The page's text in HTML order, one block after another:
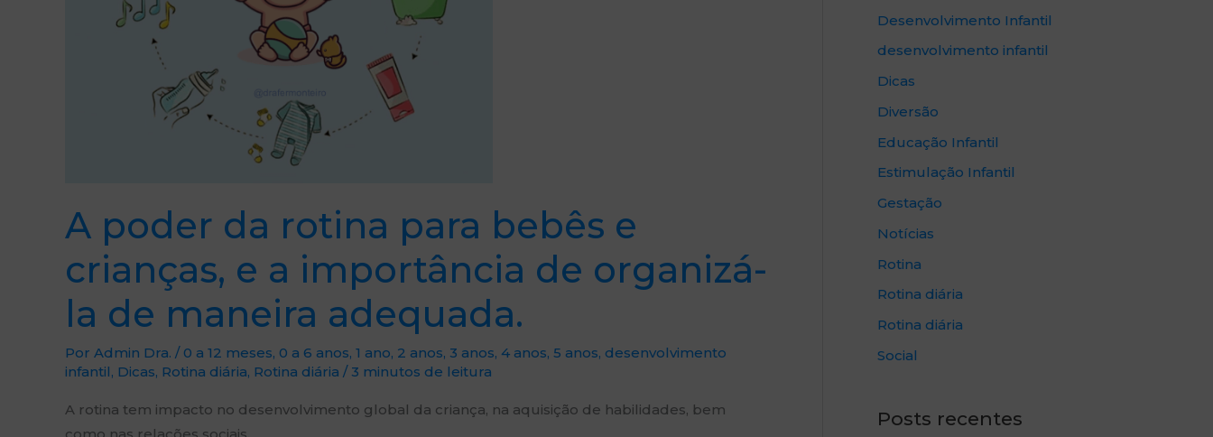
A poder da rotina para bebês e
crianças, e a importância de organizá-
la de maneira adequada.
Por Admin Dra. / 0 a 12 meses, 0 a 6 anos, 1 ano, 2 anos, 3 anos, 4 anos, 5 anos, desenvolvimento
infantil, Dicas, Rotina diária, Rotina diária / 3 minutos de leitura
A rotina tem impacto no desenvolvimento global da criança, na aquisição de habilidades, bem
de
maneira
adequada.
Desenvolvimento Infantil
desenvolvimento infantil
Dicas
Diversão
Educação Infantil
Estimulação Infantil
Gestação
Notícias
Rotina
Rotina diária
Rotina diária
Social
Posts recentes